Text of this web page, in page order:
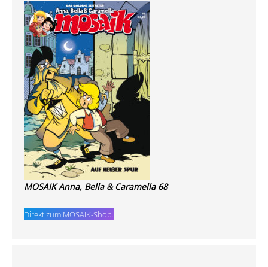
MOSAIK Anna, Bella & Caramella 68
Direkt zum MOSAIK-Shop.